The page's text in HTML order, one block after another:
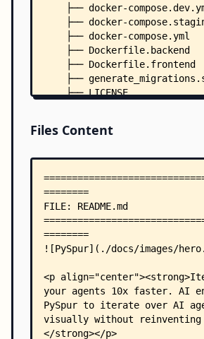
├── docker-
├── docker-
    ├── docker-compose.yml
    ├── Dockerfile.backend
    ├── Dockerfile.frontend
├──
    ├── LICENSE
    ├── README_ES.md
    ├── README_JA.md
    ├── README_KR.md
├──
    ├── .dockerignore
    ├── .env.example
├── .pre-commit-
    ├── backend/
    │   ├── entrypoint.sh
    │   ├── llms-ctx.txt
    │   ├── log_conf.yaml
    │   ├── pyproject.toml
    │   ├── test_ollama.sh
Files Content